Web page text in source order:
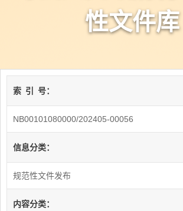
性文件库
索 引 号：
NB00101080000/202405-00056
信息分类：
规范性文件发布
内容分类：